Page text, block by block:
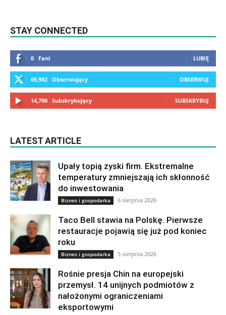
STAY CONNECTED
0 Fani LUBIĘ
65,982 Obserwujący OBSERWUJ
14,700 Subskrybujący SUBSKRYBUJ
LATEST ARTICLE
Upały topią zyski firm. Ekstremalne
temperatury zmniejszają ich skłonność
do inwestowania
Biznes i gospodarka 6 sierpnia 2026
Taco Bell stawia na Polskę. Pierwsze
restauracje pojawią się już pod koniec
roku
Biznes i gospodarka 5 sierpnia 2026
Rośnie presja Chin na europejski
przemysł. 14 unijnych podmiotów z
nałożonymi ograniczeniami
eksportowymi